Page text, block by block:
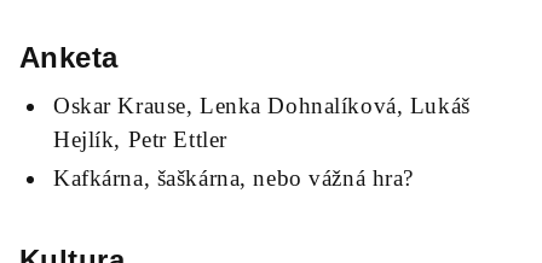
Anketa
Oskar Krause, Lenka Dohnalíková, Lukáš
Hejlík, Petr Ettler
Kafkárna, šaškárna, nebo vážná hra?